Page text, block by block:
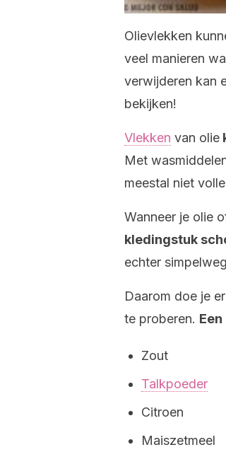
Olievlekken
veel manieren
verwijderen kan
bekijken!
Vlekken van olie
Met
meestal niet
Wanneer je olie
kledingstuk
echter
Daarom doe je
te proberen.
Zout
Talkpoeder
Citroen
Maiszetmeel